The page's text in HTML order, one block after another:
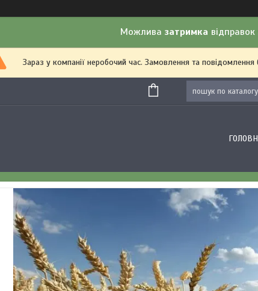
Можлива затримка відправок
Зараз у компанії неробочий час. Замовлення та